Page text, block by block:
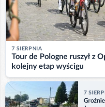
7 SIERPNIA
Tour de Pologne ruszył z
kolejny etap wyścigu
7